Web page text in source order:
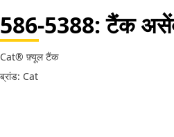
586-5388: टैंक
Cat® फ़्यूल टैंक
ब्रांड: Cat